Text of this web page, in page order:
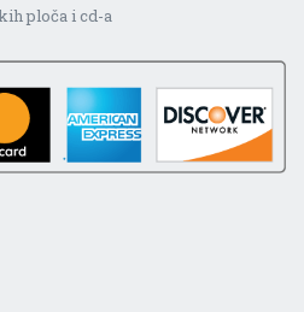
ploča i cd-a